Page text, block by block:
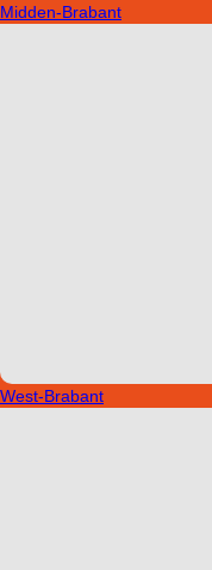
Midden-Brabant
West-Brabant